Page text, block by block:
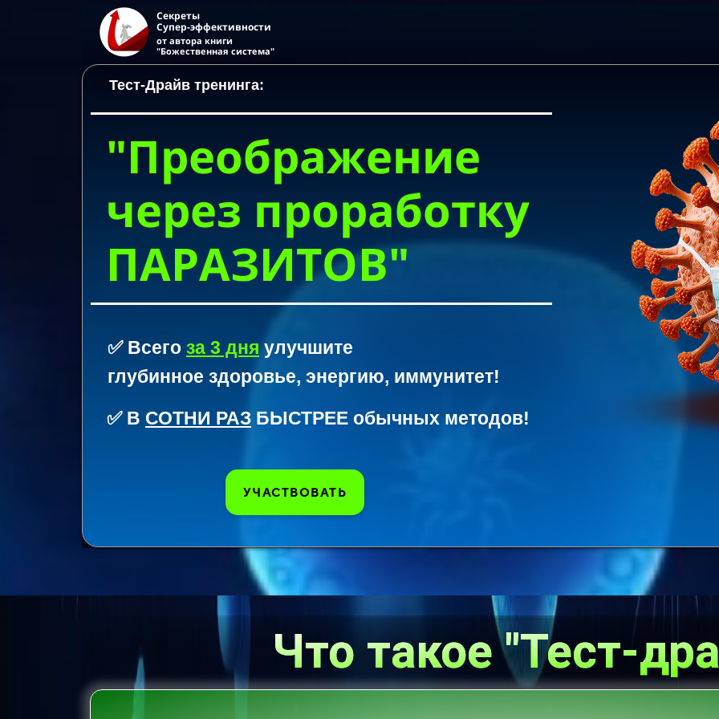
Секреты
Супер-эффективности
от автора книги
"Божественная система"
Тест-Драйв тренинга:
"Преображение
через проработку
ПАРАЗИТОВ"
✅ Всего за 3 дня улучшите
глубинное здоровье, энергию, иммунитет!
✅ В СОТНИ РАЗ БЫСТРЕЕ обычных методов!
УЧАСТВОВАТЬ
Что такое "Тест-